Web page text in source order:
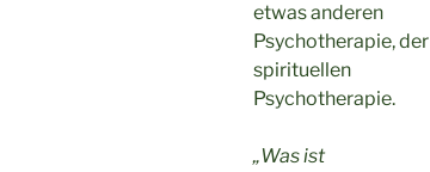
etwas anderen
Psychotherapie, der
spirituellen
Psychotherapie.
„Was ist